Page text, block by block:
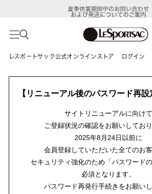
夏季休業期間中のお問い合わせ
および発送についてのご案内
レスポートサック公式オンラインストア ログイン
【リニューアル後のパスワード再設
サイトリニューアルに向けて
ご登録状況の確認をお願いしており
2025年8月24日以前に
会員登録していただいた全てのお客
セキュリティ強化のため「パスワード
必須となります。
パスワード再発行手続きをお願いし